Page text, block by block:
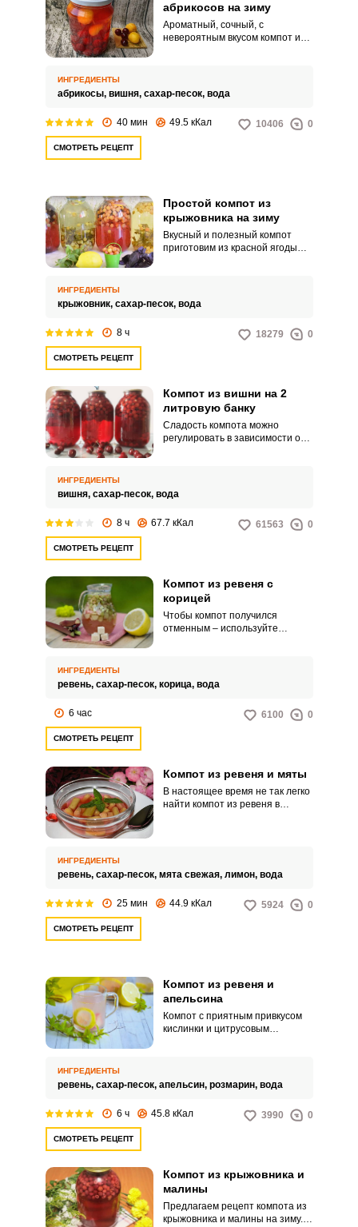
абрикосов на зиму
Ароматный, сочный, с
невероятным вкусом компот из
приятно потом наслаждаться
этим лакомством с домашней
ИНГРЕДИЕНТЫ
абрикосы, вишня, сахар-песок, вода
40 мин 49.5 кКал 10406 0
СМОТРЕТЬ РЕЦЕПТ
Простой компот из
крыжовника на зиму
Вкусный и полезный компот
приготовим из красной ягоды
иголкой.
ИНГРЕДИЕНТЫ
крыжовник, сахар-песок, вода
8 ч 18279 0
СМОТРЕТЬ РЕЦЕПТ
Компот из вишни на 2
литровую банку
Сладость компота можно
регулировать в зависимости от
ИНГРЕДИЕНТЫ
вишня, сахар-песок, вода
8 ч 67.7 кКал 61563 0
СМОТРЕТЬ РЕЦЕПТ
Компот из ревеня с
корицей
Чтобы компот получился
отменным – используйте
сладким с лёгкой кислинкой и
пряным ароматом корицы.
ИНГРЕДИЕНТЫ
ревень, сахар-песок, корица, вода
6 час 6100 0
СМОТРЕТЬ РЕЦЕПТ
Компот из ревеня и мяты
В настоящее время не так легко
найти компот из ревеня в
ИНГРЕДИЕНТЫ
ревень, сахар-песок, мята свежая, лимон, вода
25 мин 44.9 кКал 5924 0
СМОТРЕТЬ РЕЦЕПТ
Компот из ревеня и
апельсина
Компот с приятным привкусом
кислинки и цитрусовым
подарит отличное настроение.
ИНГРЕДИЕНТЫ
ревень, сахар-песок, апельсин, розмарин, вода
6 ч 45.8 кКал 3990 0
СМОТРЕТЬ РЕЦЕПТ
Компот из крыжовника и
малины
Предлагаем рецепт компота из
крыжовника и малины на зиму.
с помощью социальных сетей:
или